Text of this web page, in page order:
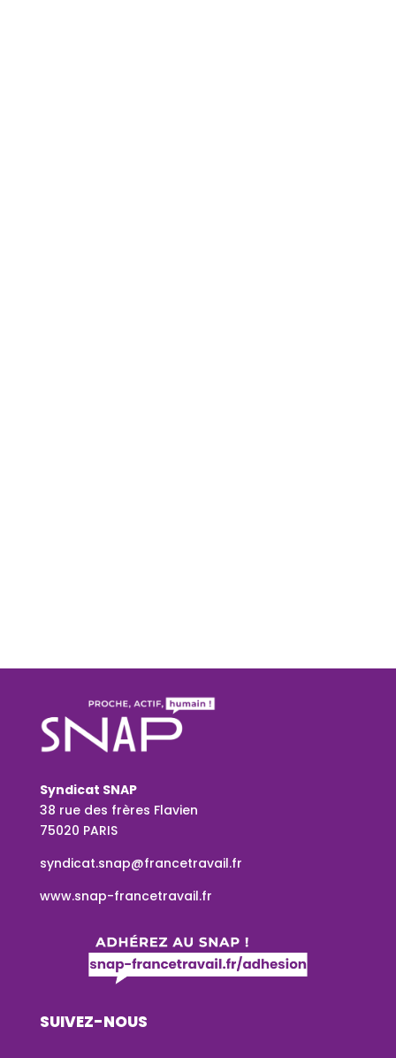
Syndicat SNAP
38 rue des frères Flavien
75020 PARIS
syndicat.snap@francetravail.fr
www.snap-francetravail.fr
SUIVEZ-NOUS